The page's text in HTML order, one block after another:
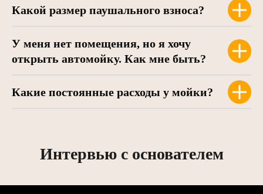
Какой размер паушального взноса?
У меня нет помещения, но я хочу
открыть автомойку. Как мне быть?
Какие постоянные расходы у мойки?
Интервью с основателем